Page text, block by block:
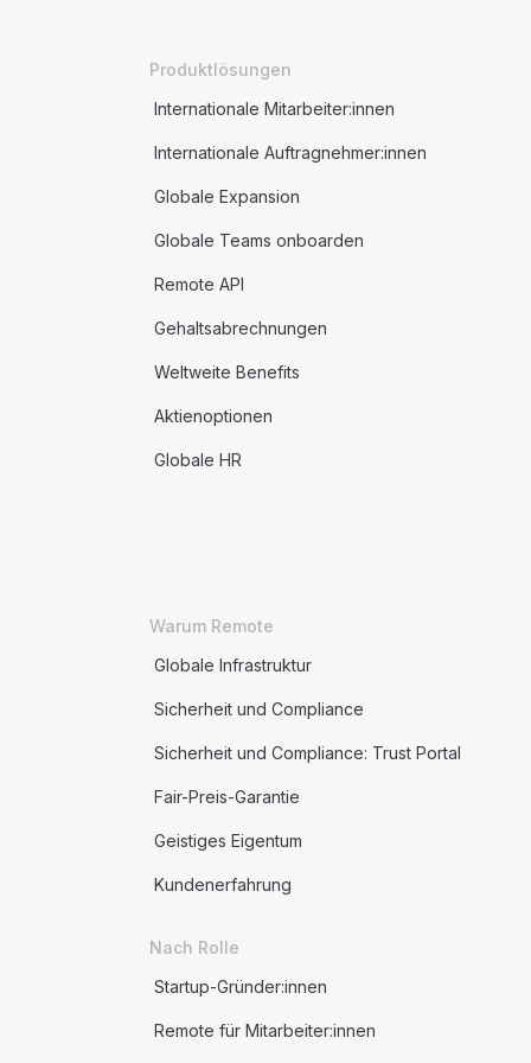
Produktlösungen
Internationale Mitarbeiter:innen
Internationale Auftragnehmer:innen
Globale Expansion
Globale Teams onboarden
Remote API
Gehaltsabrechnungen
Weltweite Benefits
Aktienoptionen
Globale HR
Warum Remote
Globale Infrastruktur
Sicherheit und Compliance
Sicherheit und Compliance: Trust Portal
Fair-Preis-Garantie
Geistiges Eigentum
Kundenerfahrung
Nach Rolle
Startup-Gründer:innen
Remote für Mitarbeiter:innen